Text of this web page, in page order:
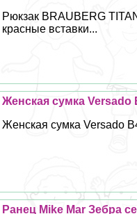
Рюкзак BRAUBERG
красные вставки...
Женская сумка Versado
Женская сумка Versado
Ранец Mike Mar Зебра